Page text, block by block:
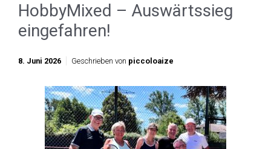
HobbyMixed – Auswärtssieg
eingefahren!
8. Juni 2026 Geschrieben von piccoloaize